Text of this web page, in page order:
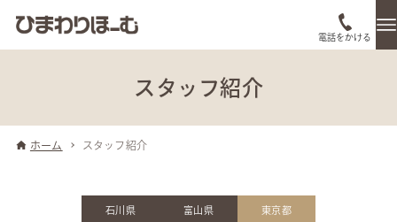
電話をかける
スタッフ紹介
ホーム スタッフ紹介
石川県 富山県 東京都